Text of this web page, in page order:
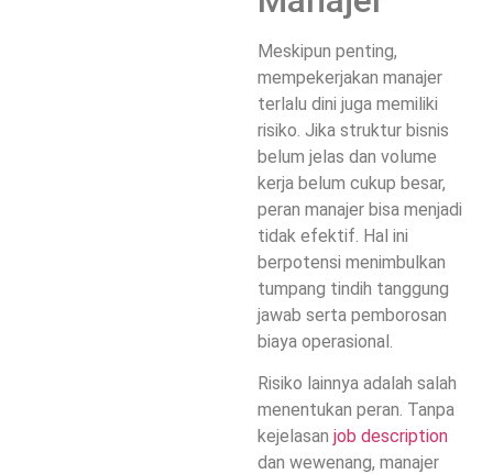
Meskipun penting,
mempekerjakan manajer
terlalu dini juga memiliki
risiko. Jika struktur bisnis
belum jelas dan volume
kerja belum cukup besar,
peran manajer bisa menjadi
tidak efektif. Hal ini
berpotensi menimbulkan
tumpang tindih tanggung
jawab serta pemborosan
biaya operasional.
Risiko lainnya adalah salah
menentukan peran. Tanpa
kejelasan job description
dan wewenang, manajer